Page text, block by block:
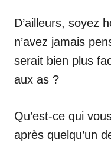
D’ailleurs, soyez
n’avez jamais
serait bien plus
aux as ?
Qu’est-ce qui
après quelqu’un